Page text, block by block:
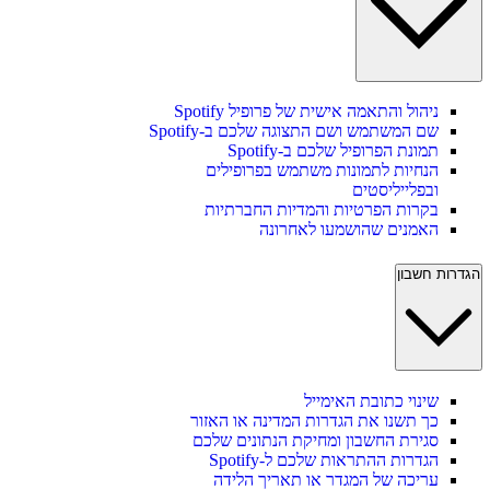
ניהול והתאמה אישית של פרופיל Spotify
שם המשתמש ושם התצוגה שלכם ב-Spotify
תמונת הפרופיל שלכם ב-Spotify
הנחיות לתמונות משתמש בפרופילים
ובפלייליסטים
בקרות הפרטיות והמדיות החברתיות
האמנים שהושמעו לאחרונה
הגדרות חשבון
שינוי כתובת האימייל
כך תשנו את הגדרות המדינה או האזור
סגירת החשבון ומחיקת הנתונים שלכם
הגדרות ההתראות שלכם ל-Spotify
עריכה של המגדר או תאריך הלידה